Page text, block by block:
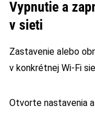
Vypnutie a
v sieti
Zastavenie alebo
v konkrétnej Wi-Fi
Otvorte nastavenia